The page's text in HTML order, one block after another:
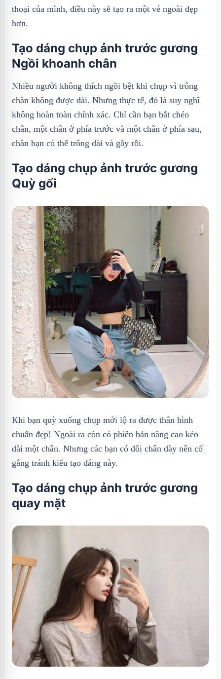
thoại của mình, điều này sẽ tạo ra một vẻ ngoài đẹp
hơn.
Tạo dáng chụp ảnh trước gương
Ngồi khoanh chân
Nhiều người không thích ngồi bệt khi chụp vì trông
chân không được dài. Nhưng thực tế, đó là suy nghĩ
không hoàn toàn chính xác. Chỉ cần bạn bắt chéo
chân, một chân ở phía trước và một chân ở phía sau,
chân bạn có thể trông dài và gầy rồi.
Tạo dáng chụp ảnh trước gương
Quỳ gối
Khi bạn quỳ xuống chụp mới lộ ra được thân hình
chuẩn đẹp! Ngoài ra còn có phiên bản nâng cao kéo
dài một chân. Nhưng các bạn có đôi chân dày nên cố
gắng tránh kiểu tạo dáng này.
Tạo dáng chụp ảnh trước gương
quay mặt